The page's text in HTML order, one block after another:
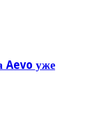
Aevo уже